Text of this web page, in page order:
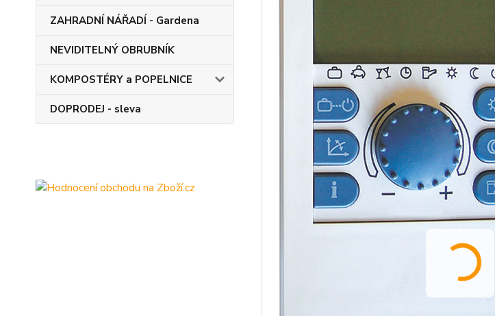
ZAHRADNÍ NÁŘADÍ - Gardena
NEVIDITELNÝ OBRUBNÍK
KOMPOSTÉRY a POPELNICE
DOPRODEJ - sleva